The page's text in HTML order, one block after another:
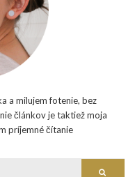
a milujem fotenie, bez
článkov je taktiež moja
príjemné čítanie